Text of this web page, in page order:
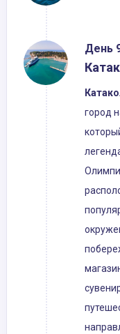
День
город